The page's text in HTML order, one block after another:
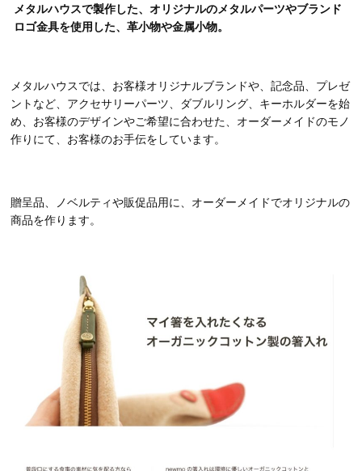
メタルハウスで製作した、オリジナルのメタルパーツやブランド
ロゴ金具を使用した、革小物や金属小物。
メタルハウスでは、お客様オリジナルブランドや、記念品、プレゼ
ントなど、アクセサリーパーツ、ダブルリング、キーホルダーを始
め、お客様のデザインやご希望に合わせた、オーダーメイドのモノ
作りにて、お客様のお手伝をしています。
贈呈品、ノベルティや販促品用に、オーダーメイドでオリジナルの
商品を作ります。